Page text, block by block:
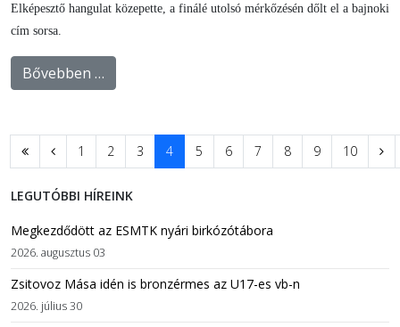
Elképesztő hangulat közepette, a finálé utolsó mérkőzésén dőlt el a bajnoki
cím sorsa.
Bővebben …
1 2 3 4 5 6 7 8 9 10
LEGUTÓBBI HÍREINK
Megkezdődött az ESMTK nyári birkózótábora
2026. augusztus 03
Zsitovoz Mása idén is bronzérmes az U17-es vb-n
2026. július 30